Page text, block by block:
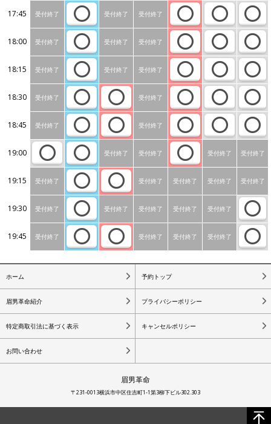
17:45 受付終了 受付終了 受付終了
18:00 受付終了 受付終了 受付終了
18:15 受付終了 受付終了 受付終了
18:30 受付終了 受付終了
18:45 受付終了 受付終了
19:00 受付終了 受付終了 受付終了 受付終了
19:15 受付終了 受付終了 受付終了 受付終了 受付終了
19:30 受付終了 受付終了 受付終了 受付終了 受付終了
19:45 受付終了 受付終了 受付終了 受付終了
ホーム 予約トップ
眉男革命紹介 プライバシーポリシー
特定商取引法に基づく表示 キャンセルポリシー
お問い合わせ
眉男革命
〒231-0013横浜市中区住吉町1-1第3柳下ビル302.303